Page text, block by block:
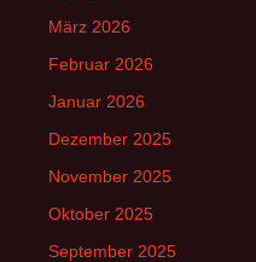
März 2026
Februar 2026
Januar 2026
Dezember 2025
November 2025
Oktober 2025
September 2025